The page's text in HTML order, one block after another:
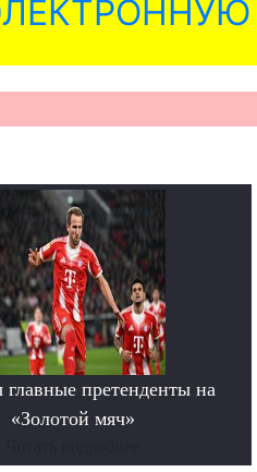
главные претенденты на
«Золотой мяч»